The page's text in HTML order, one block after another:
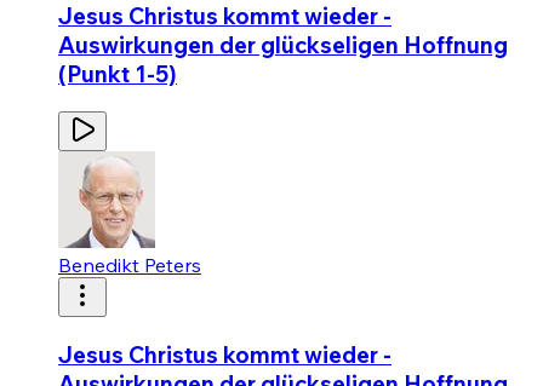
Jesus Christus kommt wieder -
Auswirkungen der glückseligen Hoffnung
(Punkt 1-5)
Benedikt Peters
Jesus Christus kommt wieder -